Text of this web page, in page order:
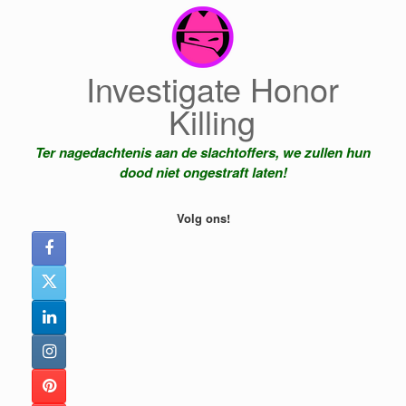
Investigate Honor
Killing
Ter nagedachtenis aan de slachtoffers, we zullen hun
dood niet ongestraft laten!
Volg ons!